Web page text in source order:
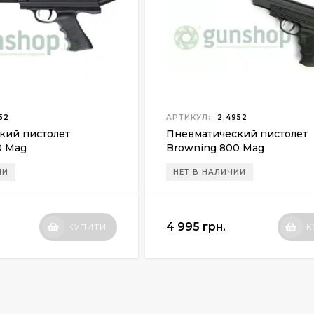
пистолет
Mag
КУПИТИ
АРТИКУЛ: 2.4952
Пневматический пистолет
Browning 800 Mag
НЕТ В НАЛИЧИИ
4 995 грн.